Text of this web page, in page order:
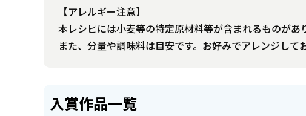
【アレルギー注意】
本レシピには小麦等の特定原材料等が含まれるものがあ
また、分量や調味料は目安です。お好みでアレンジして
入賞作品一覧